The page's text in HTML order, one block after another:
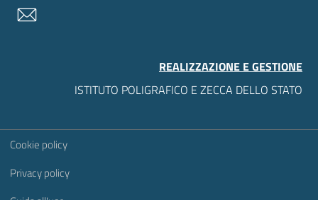
REALIZZAZIONE E GESTIONE
ISTITUTO POLIGRAFICO E ZECCA DELLO STATO
Sezione Link Utili
Cookie policy
Privacy policy